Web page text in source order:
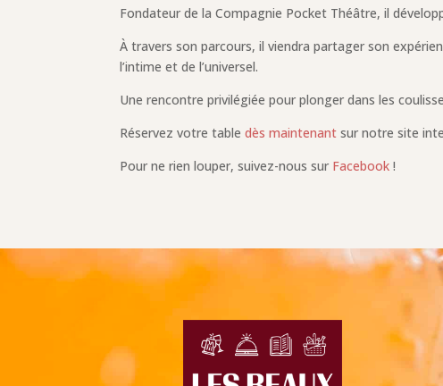
Fondateur de la Compagnie Pocket Théâtre, il
À travers son parcours, il viendra partager son
l’intime et de l’universel.
Une rencontre privilégiée pour plonger dans les
Réservez votre tabledès maintenant sur notre site
Pour ne rien louper, suivez-nous sur Facebook!